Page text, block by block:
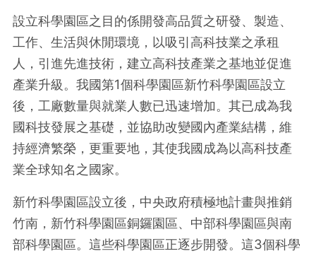
設立科學園區之目的係開發高品質之研發、製造、
工作、生活與休閒環境，以吸引高科技業之承租
人，引進先進技術，建立高科技產業之基地並促進
產業升級。我國第1個科學園區新竹科學園區設立
後，工廠數量與就業人數已迅速增加。其已成為我
國科技發展之基礎，並協助改變國內產業結構，維
持經濟繁榮，更重要地，其使我國成為以高科技產
業全球知名之國家。
新竹科學園區設立後，中央政府積極地計畫與推銷
竹南，新竹科學園區銅鑼園區、中部科學園區與南
部科學園區。這些科學園區正逐步開發。這3個科學